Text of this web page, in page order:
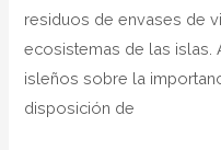
residuos de envases de
ecosistemas de las islas.
isleños sobre la
disposición de